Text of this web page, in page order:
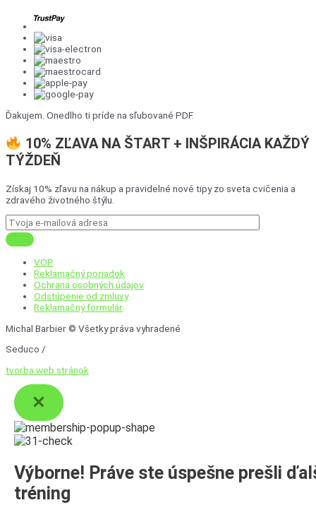
Ďakujem. Onedlho ti príde na sľubované PDF.
10% ZĽAVA NA ŠTART + INŠPIRÁCIA KAŽDÝ
TÝŽDEŇ
Získaj 10% zľavu na nákup a pravidelné nové tipy zo sveta cvičenia a
zdravého životného štýlu.
VOP
Reklamačný poriadok
Ochrana osobných údajov
Odstúpenie od zmluvy
Reklamačný formulár
Michal Barbier © Všetky práva vyhradené
Seduco /
tvorba web stránok
Výborne! Práve ste úspešne prešli
tréning